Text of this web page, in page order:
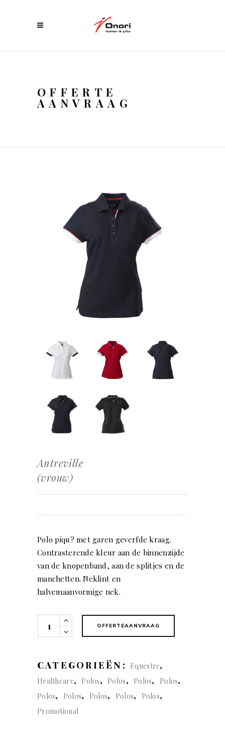
OFFERTE
AANVRAAG
Antreville
(vrouw)
Polo piqu? met garen geverfde kraag.
Contrasterende kleur aan de binnenzijde
van de knopenband, aan de splitjes en de
manchetten. Neklint en
halvemaanvormige nek.
Antreville
OFFERTEAANVRAAG
CATEGORIEËN: Equestre,
Healthcare, Polos, Polos, Polos, Polos,
Polos, Polos, Polos, Polos, Polos,
Promotional